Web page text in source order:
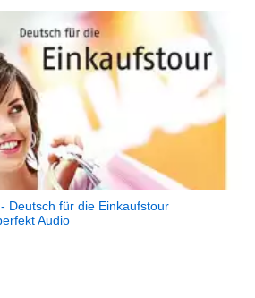
Deutsch für die Einkaufstour
Audio